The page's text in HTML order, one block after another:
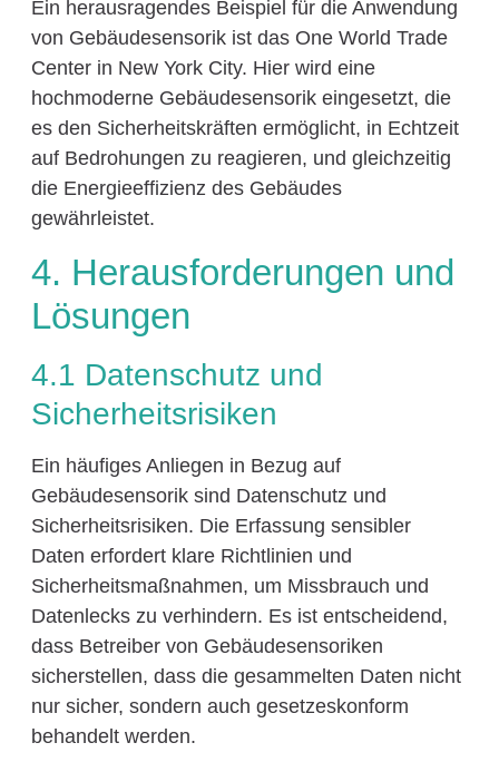
Ein herausragendes Beispiel für die Anwendung
von Gebäudesensorik ist das One World Trade
Center in New York City. Hier wird eine
hochmoderne Gebäudesensorik eingesetzt, die
es den Sicherheitskräften ermöglicht, in Echtzeit
auf Bedrohungen zu reagieren, und gleichzeitig
die Energieeffizienz des Gebäudes
gewährleistet.
4. Herausforderungen und
Lösungen
4.1 Datenschutz und
Sicherheitsrisiken
Ein häufiges Anliegen in Bezug auf
Gebäudesensorik sind Datenschutz und
Sicherheitsrisiken. Die Erfassung sensibler
Daten erfordert klare Richtlinien und
Sicherheitsmaßnahmen, um Missbrauch und
Datenlecks zu verhindern. Es ist entscheidend,
dass Betreiber von Gebäudesensoriken
sicherstellen, dass die gesammelten Daten nicht
nur sicher, sondern auch gesetzeskonform
behandelt werden.